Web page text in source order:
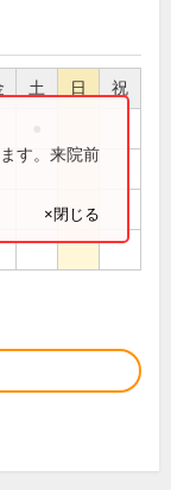
土 日 祝
す。来院前
×閉じる